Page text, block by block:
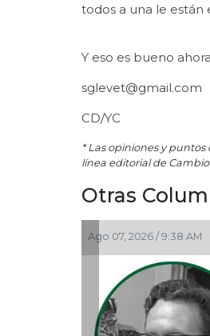
todos a una le están
Y eso es bueno
sglevet@gmail.com
CD/YC
* Las opiniones y
línea editorial de
Otras
Ago 07, 2026 / 9:38 AM